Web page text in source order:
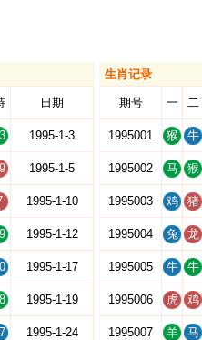
日期
1995-1-3
1995-1-5
1995-1-10
1995-1-12
1995-1-17
1995-1-19
1995-1-24
生肖记录
期号 一 二
1995001 猴 牛
1995002 马 猴
1995003 鸡 猪
1995004 兔 龙
1995005 牛 牛
1995006 虎 鸡
1995007 羊 马